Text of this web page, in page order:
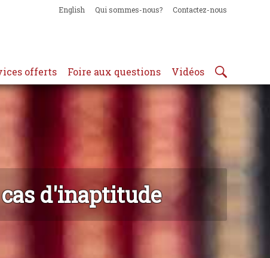
English Qui sommes-nous? Contactez-nous
offerts Foire aux questions Vidéos
d'inaptitude